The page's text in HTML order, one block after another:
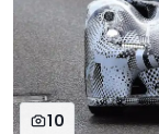
10